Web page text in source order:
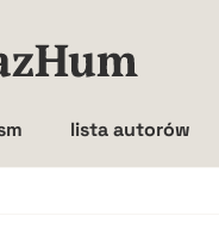
lista autorów